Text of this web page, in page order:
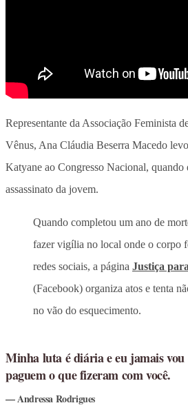
Representante da Associação Feminista
Vênus, Ana Cláudia Beserra Macedo
Katyane ao Congresso Nacional, quando
assassinato da jovem.
Quando completou um ano de
fazer vigília no local onde o corpo
redes sociais, a página Justiça
(Facebook) organiza atos e tenta
no vão do esquecimento.
Minha luta é diária e eu jamais
paguem o que fizeram com você.
Andressa Rodrigues